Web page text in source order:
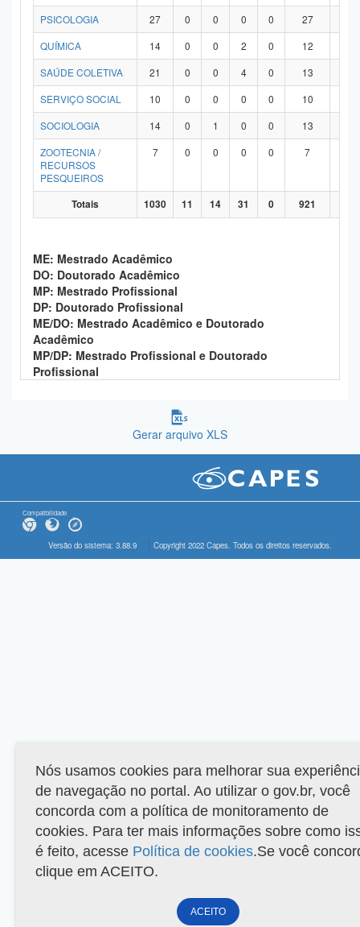
PSICOLOGIA 27 0 0 0 0 27
QUÍMICA
14 0 0 2 0 12
SAÚDE COLETIVA
21 0 0 4 0 13
SERVIÇO SOCIAL
10 0 0 0 0 10
SOCIOLOGIA
14 0 1 0 0 13
ZOOTECNIA /
RECURSOS
PESQUEIROS
7 0 0 0 0 7
Totais 1030 11 14 31 0 921
ME: Mestrado Acadêmico
DO: Doutorado Acadêmico
MP: Mestrado Profissional
DP: Doutorado Profissional
ME/DO: Mestrado Acadêmico e Doutorado
Acadêmico
MP/DP: Mestrado Profissional e Doutorado
Profissional
Gerar arquivo XLS
Compatibilidade
Versão do sistema: 3.88.9 Copyright 2022 Capes. Todos os direitos reservados.
Nós usamos cookies para melhorar sua
de navegação no portal. Ao utilizar o gov.br, você
concorda com a política de monitoramento de
cookies. Para ter mais informações sobre como
é feito, acesse Política de cookies.Se você
clique em ACEITO.
ACEITO